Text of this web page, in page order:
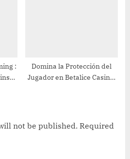
:
Domina la Protección del
Jugador en Betalice Casino:
not be published. Required